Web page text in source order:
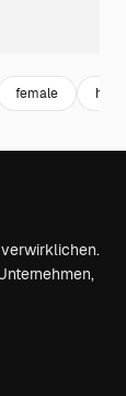
female haut